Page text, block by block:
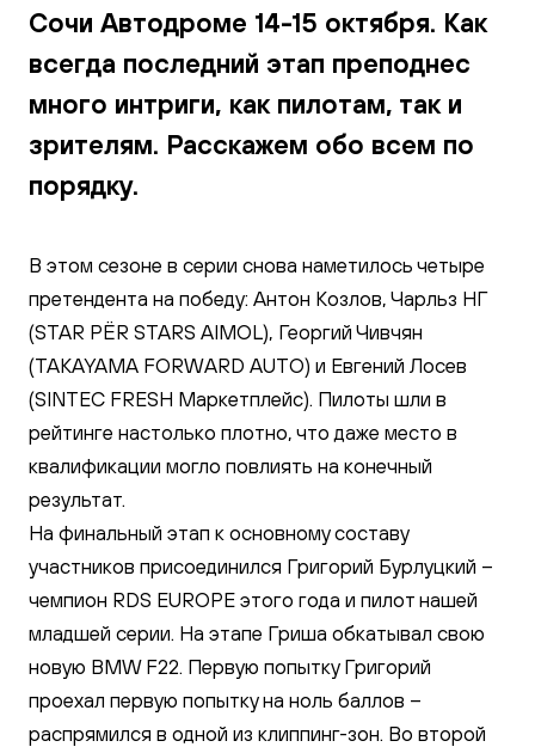
Сочи Автодроме 14-15 октября. Как
всегда последний этап преподнес
много интриги, как пилотам, так и
зрителям. Расскажем обо всем по
порядку.
В этом сезоне в серии снова наметилось четыре
претендента на победу: Антон Козлов, Чарльз НГ
(STAR PЁR STARS AIMOL), Георгий Чивчян
(TAKAYAMA FORWARD AUTO) и Евгений Лосев
(SINTEC FRESH Маркетплейс). Пилоты шли в
рейтинге настолько плотно, что даже место в
квалификации могло повлиять на конечный
результат.
На финальный этап к основному составу
участников присоединился Григорий Бурлуцкий –
чемпион RDS EUROPE этого года и пилот нашей
младшей серии. На этапе Гриша обкатывал свою
новую BMW F22. Первую попытку Григорий
проехал первую попытку на ноль баллов –
распрямился в одной из клиппинг-зон. Во второй